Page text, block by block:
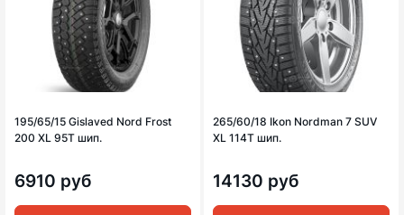
195/65/15 Gislaved Nord Frost
200 XL 95T шип.
6910 руб
265/60/18 Ikon Nordman 7 SUV
XL 114T шип.
14130 руб